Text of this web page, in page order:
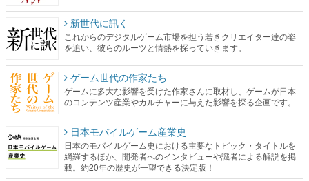
新世代に訊く
これからのデジタルゲーム市場を担う若きクリエイター達の姿
を追い、彼らのルーツと情熱を探っていきます。
ゲーム世代の作家たち
ゲームに多大な影響を受けた作家さんに取材し、ゲームが日本
のコンテンツ産業やカルチャーに与えた影響を探る企画です。
日本モバイルゲーム産業史
日本のモバイルゲーム史における主要なトピック・タイトルを
網羅するほか、開発者へのインタビューや識者による解説を掲
載。約20年の歴史が一望できる決定版！